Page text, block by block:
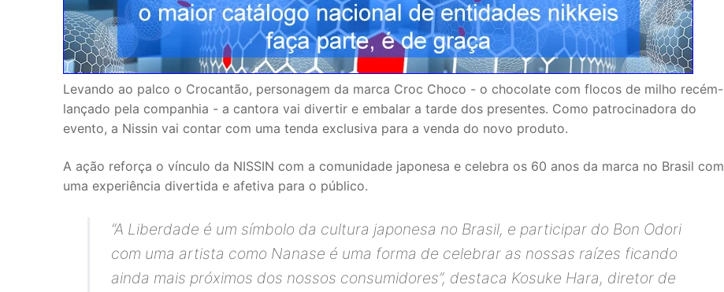
Levando ao palco o Crocantão, personagem da marca Croc Choco - o chocolate com flocos de milho recém-
lançado pela companhia - a cantora vai divertir e embalar a tarde dos presentes. Como patrocinadora do
evento, a Nissin vai contar com uma tenda exclusiva para a venda do novo produto.
A ação reforça o vínculo da NISSIN com a comunidade japonesa e celebra os 60 anos da marca no Brasil com
uma experiência divertida e afetiva para o público.
“A Liberdade é um símbolo da cultura japonesa no Brasil, e participar do Bon Odori
com uma artista como Nanase é uma forma de celebrar as nossas raízes ficando
ainda mais próximos dos nossos consumidores”, destaca Kosuke Hara, diretor de